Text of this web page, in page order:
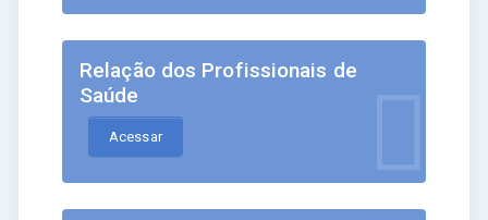
Relação dos Profissionais de
Saúde
Acessar